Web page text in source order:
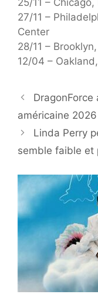
25/11 –
27/11 –
Center
28/11 –
12/04 –
américaine
Linda Perry
semble faible et